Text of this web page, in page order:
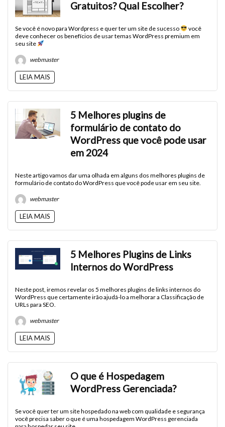
Gratuitos? Qual Escolher?
Se você é novo para Wordpress e quer ter um site de sucesso
você
deve conhecer os benefícios de usar temas WordPress premium em
seu site
webmaster
LEIA MAIS
5 Melhores plugins de
formulário de contato do
WordPress que você pode usar
em 2024
Neste artigo vamos dar uma olhada em alguns dos melhores plugins de
formulário de contato do WordPress que você pode usar em seu site.
webmaster
LEIA MAIS
5 Melhores Plugins de Links
Internos do WordPress
Neste post, iremos revelar os 5 melhores plugins de links internos do
WordPress que certamente irão ajudá-lo a melhorar a Classificação de
URLs para SEO.
webmaster
LEIA MAIS
O que é Hospedagem
WordPress Gerenciada?
Se você quer ter um site hospedado na web com qualidade e segurança
você precisa saber o que é uma hospedagem WordPress gerenciada